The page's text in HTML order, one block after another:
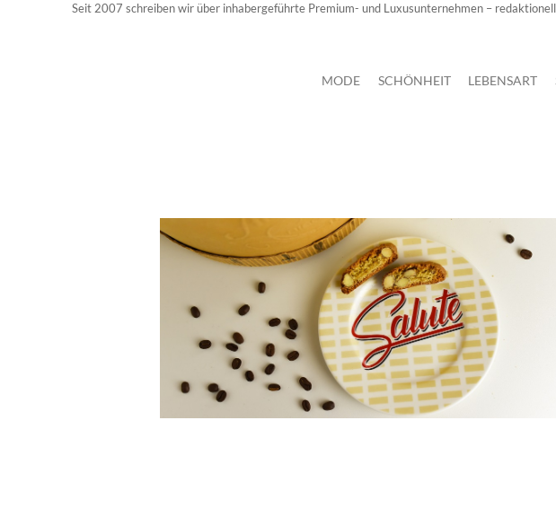
Seit 2007 schreiben wir über inhabergeführte Premium- und Luxusunternehmen –
MODE SCHÖNHEIT LEBENSART